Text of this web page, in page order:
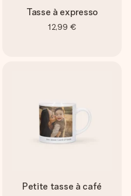
Tasse à expresso
12,99 €
Petite tasse à café